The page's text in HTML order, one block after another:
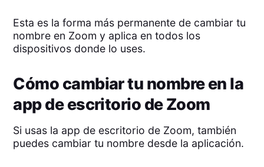
Esta es la forma más permanente de cambiar tu
nombre en Zoom y aplica en todos los
dispositivos donde lo uses.
Cómo cambiar tu nombre en la
app de escritorio de Zoom
Si usas la app de escritorio de Zoom, también
puedes cambiar tu nombre desde la aplicación.